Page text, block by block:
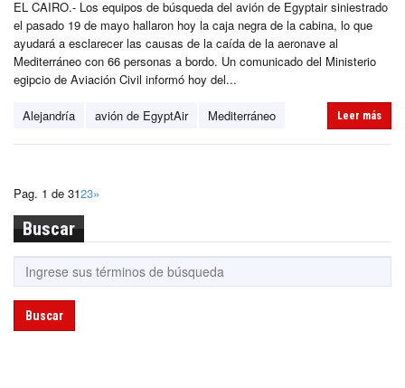
EL CAIRO.- Los equipos de búsqueda del avión de Egyptair siniestrado
el pasado 19 de mayo hallaron hoy la caja negra de la cabina, lo que
ayudará a esclarecer las causas de la caída de la aeronave al
Mediterráneo con 66 personas a bordo. Un comunicado del Ministerio
egipcio de Aviación Civil informó hoy del...
Alejandría avión de EgyptAir Mediterráneo Leer más
Pag. 1 de 3123»
Buscar
Buscar